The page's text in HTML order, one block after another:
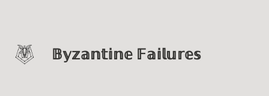
𝔹𝕪𝕫𝕒𝕟𝕥𝕚𝕟𝕖 𝔽𝕒𝕚𝕝𝕦𝕣𝕖𝕤